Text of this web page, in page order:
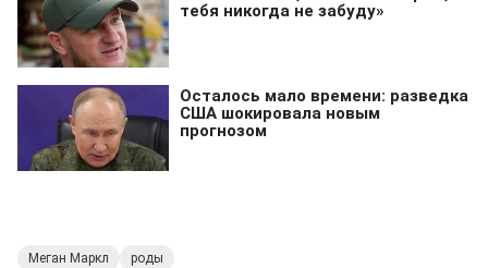
Меган Маркл роды